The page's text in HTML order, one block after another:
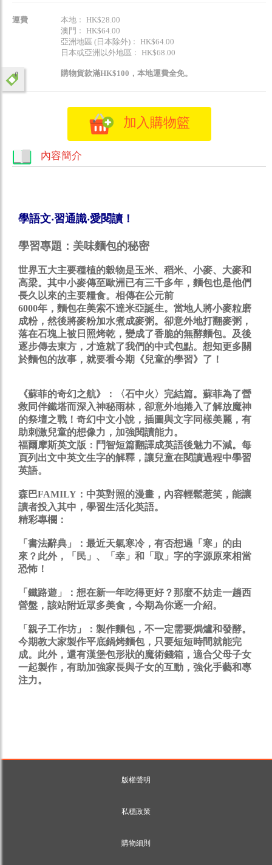
運費
本地﹕ HK$28.00
澳門﹕ HK$64.00
亞洲地區 (日本除外)﹕ HK$64.00
日本或亞洲以外地區﹕ HK$68.00
購物貨款滿HK$100，本地運費全免。
加入購物籃
內容簡介
學語文‧習通識‧愛閱讀！
學習專題： 美味麵包的秘密
世界五大主要種植的穀物是玉米、稻米、小麥、大麥和
高梁。其中小麥傳至歐洲已有三千多年，麵包也是他們
長久以來的主要糧食。相傳在公元前
6000年，麵包在美索不達米亞誕生。當地人將小麥粒磨
成粉，然後將麥粉加水煮成麥粥。卻意外地打翻麥粥，
落在石塊上被日照烤乾，變成了香脆的無酵麵包。及後
逐步傳去東方，才造就了我們的中式包點。想知更多關
於麵包的故事，就要看今期《兒童的學習》了！
《蘇菲的奇幻之航》：
〈石中火〉完結篇。蘇菲為了營
救同伴鐵塔而深入神秘雨林，卻意外地捲入了解放魔神
的祭壇之戰！奇幻中文小說，插圖與文字同樣美麗，有
助刺激兒童的想像力，加強閱讀能力。
福爾摩斯英文版：鬥智短篇翻譯成英語後魅力不減。每
頁列出文中英文生字的解釋，讓兒童在閱讀過程中學習
英語。
森巴FAMILY： 中英對照的漫畫，內容輕鬆惹笑，能讓
讀者投入其中，學習生活化英語。
精彩專欄：
「書法辭典」： 最近天氣寒冷，有否想過「寒」的由
來？此外，「民」、「幸」和「取」字的字源原來相當
恐怖！
「鐵路遊」： 想在新一年吃得更好？那麼不妨走一趟西
營盤，該站附近眾多美食，今期為你逐一介紹。
「親子工作坊」： 製作麵包，不一定需要焗爐和發酵。
今期教大家製作平底鍋烤麵包，只要短短時間就能完
成。此外，還有漢堡包形狀的魔術錢箱，適合父母子女
一起製作，有助加強家長與子女的互動，強化手藝和專
注力。
版權聲明
私穩政策
購物細則